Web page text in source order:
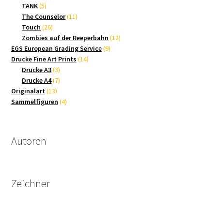
TANK 55
Produkte
The Counselor 1111
Touch 2626
Produkte
Zombies auf der Reeperbahn 1212
EGS European Grading Service 99
Drucke Fine Art Prints 1414
Drucke A3 33
Produkte
Drucke A4 77
Originalart 1313
Produkte
Sammelfiguren 44
Autoren
Zeichner